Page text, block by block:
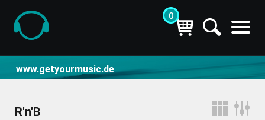
0
www.getyourmusic.de
R'n'B